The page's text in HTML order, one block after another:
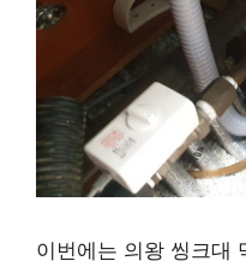
이번에는 의왕 씽크대